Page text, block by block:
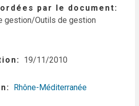
par le document
gestion/Outils de gestion
19/11/2010
Rhône-Méditerranée